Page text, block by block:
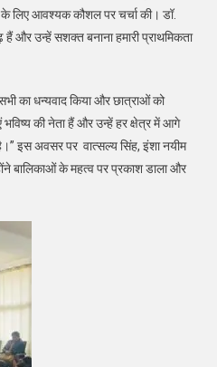
लिए आवश्यक कौशल पर चर्चा की। डॉ.
हैं और उन्हें सशक्त बनाना हमारी प्राथमिकता
का धन्यवाद किया और छात्राओं को
भविष्य की नेता हैं और उन्हें हर क्षेत्र में आगे
इस अवसर पर वात्सल्य सिंह, इंशा नयीम
बालिकाओं के महत्व पर प्रकाश डाला और